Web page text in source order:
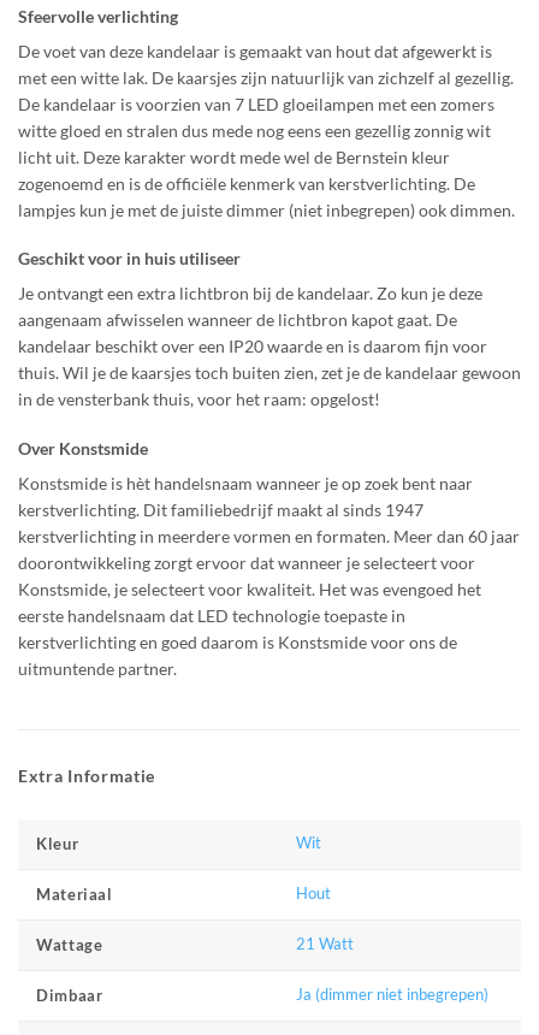
Sfeervolle verlichting
De voet van deze kandelaar is gemaakt van hout dat afgewerkt is
met een witte lak. De kaarsjes zijn natuurlijk van zichzelf al gezellig.
De kandelaar is voorzien van 7 LED gloeilampen met een zomers
witte gloed en stralen dus mede nog eens een gezellig zonnig wit
licht uit. Deze karakter wordt mede wel de Bernstein kleur
zogenoemd en is de officiële kenmerk van kerstverlichting. De
lampjes kun je met de juiste dimmer (niet inbegrepen) ook dimmen.
Geschikt voor in huis utiliseer
Je ontvangt een extra lichtbron bij de kandelaar. Zo kun je deze
aangenaam afwisselen wanneer de lichtbron kapot gaat. De
kandelaar beschikt over een IP20 waarde en is daarom fijn voor
thuis. Wil je de kaarsjes toch buiten zien, zet je de kandelaar gewoon
in de vensterbank thuis, voor het raam: opgelost!
Over Konstsmide
Konstsmide is hèt handelsnaam wanneer je op zoek bent naar
kerstverlichting. Dit familiebedrijf maakt al sinds 1947
kerstverlichting in meerdere vormen en formaten. Meer dan 60 jaar
doorontwikkeling zorgt ervoor dat wanneer je selecteert voor
Konstsmide, je selecteert voor kwaliteit. Het was evengoed het
eerste handelsnaam dat LED technologie toepaste in
kerstverlichting en goed daarom is Konstsmide voor ons de
uitmuntende partner.
Extra Informatie
Kleur Wit
Materiaal Hout
Wattage 21 Watt
Dimbaar Ja (dimmer niet inbegrepen)